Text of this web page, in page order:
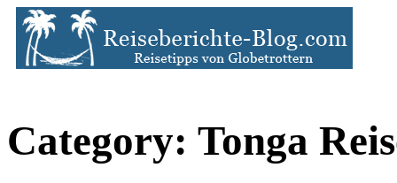
Category: Tonga